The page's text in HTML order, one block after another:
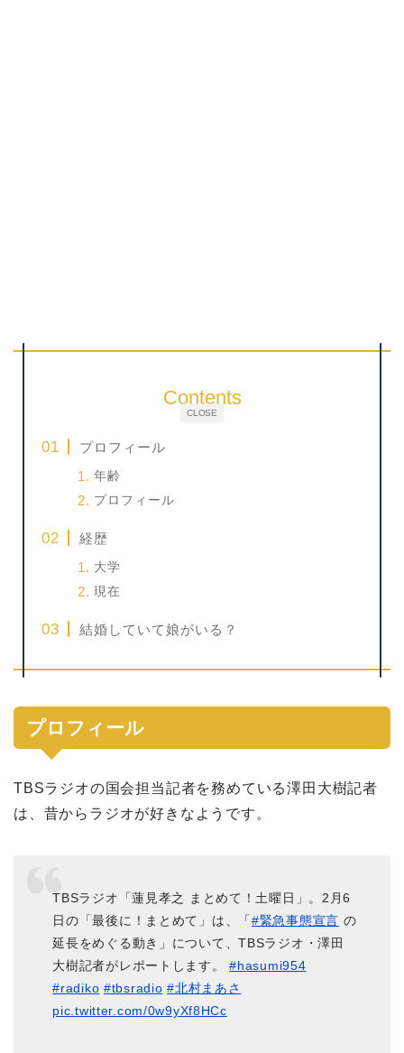
CLOSE
Contents
プロフィール
年齢
プロフィール
経歴
大学
現在
結婚していて娘がいる？
プロフィール
TBSラジオの国会担当記者を務めている澤田大樹記者
は、昔からラジオが好きなようです。
TBSラジオ「蓮見孝之 まとめて！土曜日」。2月6
日の「最後に！まとめて」は、「#緊急事態宣言 の
延長をめぐる動き」について、TBSラジオ・澤田
大樹記者がレポートします。#hasumi954
#radiko #tbsradio #北村まあさ
pic.twitter.com/0w9yXf8HCc